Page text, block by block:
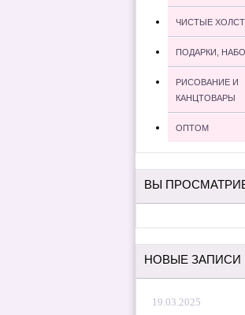
ЧИСТЫЕ
ПОДАРКИ,
РИСОВАНИЕ И
КАНЦТОВАРЫ
ОПТОМ
ВЫ
НОВЫЕ ЗАПИСИ
19.03.2025